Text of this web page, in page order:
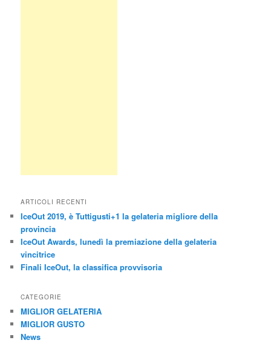
ARTICOLI RECENTI
IceOut 2019, è Tuttigusti+1 la gelateria migliore della
provincia
IceOut Awards, lunedì la premiazione della gelateria
vincitrice
Finali IceOut, la classifica provvisoria
CATEGORIE
MIGLIOR GELATERIA
MIGLIOR GUSTO
News